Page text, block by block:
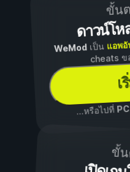
ขั้น
ดาวน์โ
WeModเป็น แอพอั
cheats
เ
...หรือไปที่ PC
ขั้